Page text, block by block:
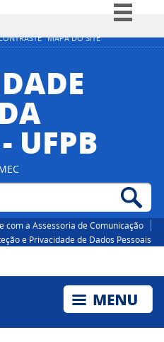
MAPA DO SITE
Simplifique!
Participe
Acesso à informação
Canais
UFPB
com a Assessoria de Comunicação
e Privacidade de Dados Pessoais